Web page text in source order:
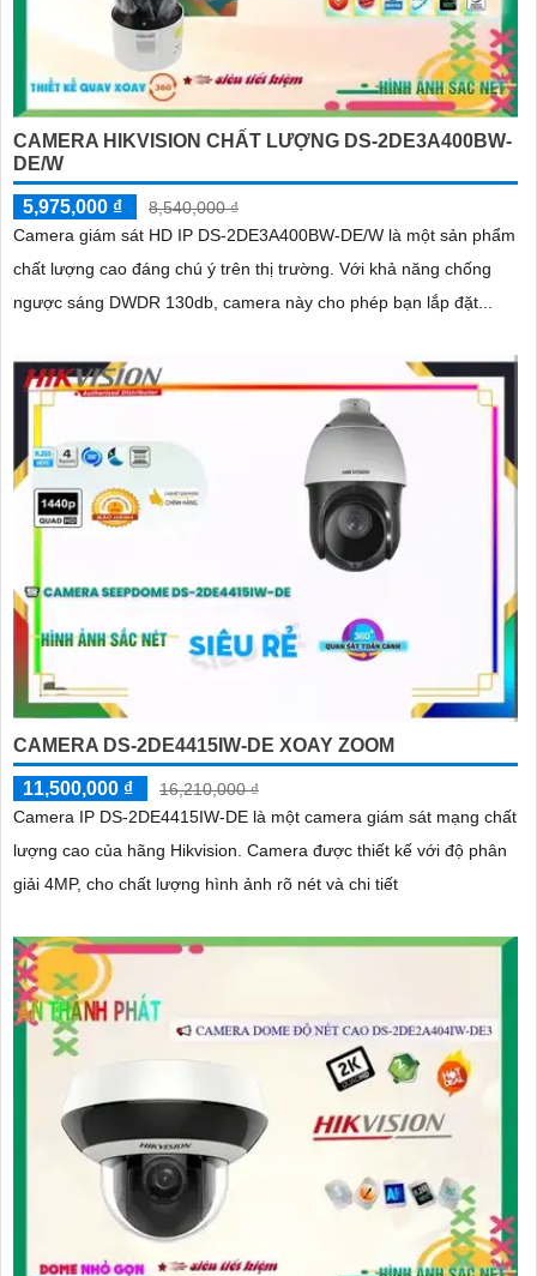
CAMERA HIKVISION CHẤT LƯỢNG DS-2DE3A400BW-
DE/W
5,975,000 ₫
8,540,000 ₫
Camera giám sát HD IP DS-2DE3A400BW-DE/W là một sản phẩm
chất lượng cao đáng chú ý trên thị trường. Với khả năng chống
ngược sáng DWDR 130db, camera này cho phép bạn lắp đặt...
CAMERA DS-2DE4415IW-DE XOAY ZOOM
11,500,000 ₫
16,210,000 ₫
Camera IP DS-2DE4415IW-DE là một camera giám sát mạng chất
lượng cao của hãng Hikvision. Camera được thiết kế với độ phân
giải 4MP, cho chất lượng hình ảnh rõ nét và chi tiết